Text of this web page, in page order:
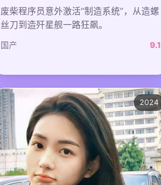
废柴程序员意外激活“制造系统”，从造螺
丝刀到造歼星舰一路狂飙。
国产 9.1
2024